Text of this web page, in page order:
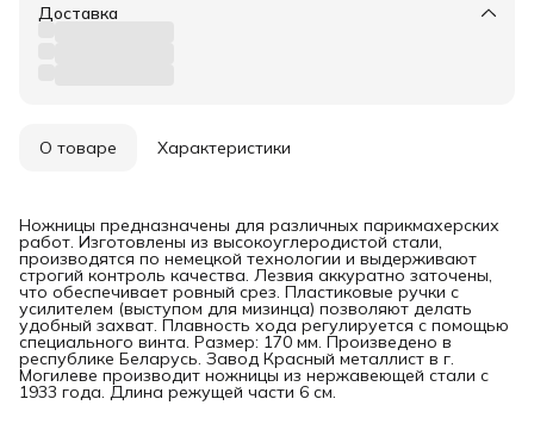
Доставка
О товаре Характеристики
Ножницы предназначены для различных парикмахерских
работ. Изготовлены из высокоуглеродистой стали,
производятся по немецкой технологии и выдерживают
строгий контроль качества. Лезвия аккуратно заточены,
что обеспечивает ровный срез. Пластиковые ручки с
усилителем (выступом для мизинца) позволяют делать
удобный захват. Плавность хода регулируется с помощью
специального винта. Размер: 170 мм. Произведено в
республике Беларусь. Завод Красный металлист в г.
Могилеве производит ножницы из нержавеющей стали с
1933 года. Длина режущей части 6 см.